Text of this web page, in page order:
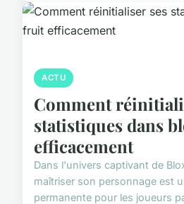
ACTU
Comment
statistiques dans
efficacement
Dans l'univers captivant de
maîtriser son personnage est
permanente pour les joueurs